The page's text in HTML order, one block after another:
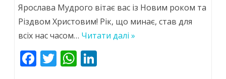
роком!
Ярослава Мудрого вітає вас із Новим роком та
Різдвом Христовим! Рік, що минає, став для
всіх нас часом… Читати далі »
F T W